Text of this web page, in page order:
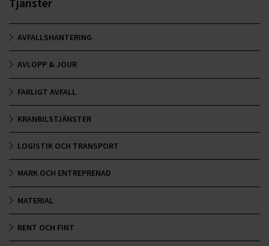
AVFALLSHANTERING
AVLOPP & JOUR
FARLIGT AVFALL
KRANBILSTJÄNSTER
LOGISTIK OCH TRANSPORT
MARK OCH ENTREPRENAD
MATERIAL
RENT OCH FINT